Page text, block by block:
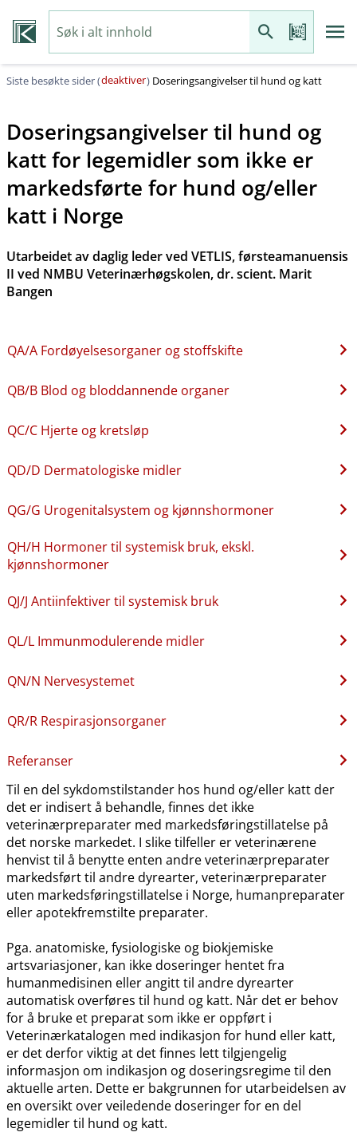
Siste besøkte sider (deaktiver) Doseringsangivelser til hund og katt
Doseringsangivelser til hund og
katt for legemidler som ikke er
markedsførte for hund og​/​eller
katt i Norge
Utarbeidet av daglig leder ved VETLIS, førsteamanuensis
II ved NMBU Veterinærhøgskolen, dr. scient. Marit
Bangen
QA​/​A Fordøyelsesorganer og stoffskifte
QB​/​B Blod og bloddannende organer
QC​/​C Hjerte og kretsløp
QD​/​D Dermatologiske midler
QG​/​G Urogenitalsystem og kjønnshormoner
QH​/​H Hormoner til systemisk bruk, ekskl.
kjønnshormoner
QJ​/​J Antiinfektiver til systemisk bruk
QL​/​L Immunmodulerende midler
QN​/​N Nervesystemet
QR​/​R Respirasjonsorganer
Referanser
Til en del sykdomstilstander hos hund og​/​eller katt der
det er indisert å behandle, finnes det ikke
veterinærpreparater med markedsføringstillatelse på
det norske markedet. I slike tilfeller er veterinærene
henvist til å benytte enten andre veterinærpreparater
markedsført til andre dyrearter, veterinærpreparater
uten markedsføringstillatelse i Norge, humanpreparater
eller apotekfremstilte preparater.
Pga. anatomiske, fysiologiske og biokjemiske
artsvariasjoner, kan ikke doseringer hentet fra
humanmedisinen eller angitt til andre dyrearter
automatisk overføres til hund og katt. Når det er behov
for å bruke et preparat som ikke er oppført i
Veterinærkatalogen med indikasjon for hund eller katt,
er det derfor viktig at det finnes lett tilgjengelig
informasjon om indikasjon og doseringsregime til den
aktuelle arten. Dette er bakgrunnen for utarbeidelsen av
en oversikt over veiledende doseringer for en del
legemidler til hund og katt.